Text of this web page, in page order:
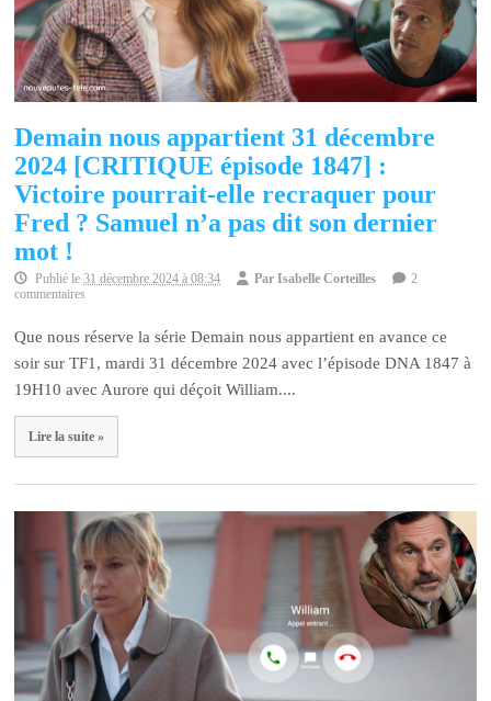
Demain nous appartient 31 décembre
2024 [CRITIQUE épisode 1847] :
Victoire pourrait-elle recraquer pour
Fred ? Samuel n’a pas dit son dernier
mot !
Publié le31 décembre 2024 à 08:34 ParIsabelle Corteilles
2
commentaires
Que nous réserve la série Demain nous appartient en avance ce
soir sur TF1, mardi 31 décembre 2024 avec l’épisode DNA 1847 à
19H10 avec Aurore qui déçoit William....
Lire la suite »